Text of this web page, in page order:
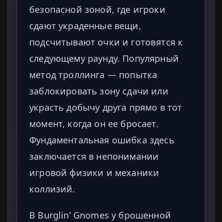
безопасной зоной, где игроки
сдают украденные вещи,
подсчитывают очки и готовятся к
следующему раунду. Популярный
метод троллинга — попытка
заблокировать зону сдачи или
украсть добычу друга прямо в тот
момент, когда он ее бросает.
Фундаментальная ошибка здесь
заключается в непонимании
игровой физики и механики
коллизий.
В Burglin’ Gnomes у брошенной